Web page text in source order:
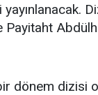
Payitaht
dönem dizisi